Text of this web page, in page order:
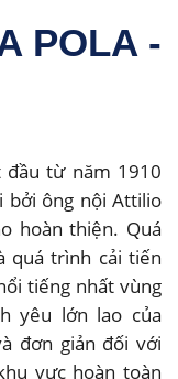
POLA -
đầu từ năm 1910
bởi ông nội Attilio
hoàn thiện. Quá
quá trình cải tiến
tiếng nhất vùng
yêu lớn lao của
đơn giản đối với
vực hoàn toàn